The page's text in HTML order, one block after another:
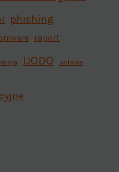
phishing
raport
UODO ustawa